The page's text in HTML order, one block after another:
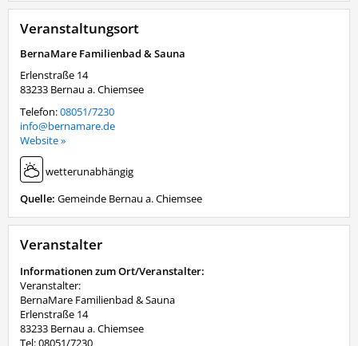
Veranstaltungsort
BernaMare Familienbad & Sauna
Erlenstraße 14
83233 Bernau a. Chiemsee
Telefon:08051/7230
info@bernamare.de
Website »
wetterunabhängig
Quelle: Gemeinde Bernau a. Chiemsee
Veranstalter
Informationen zum Ort/Veranstalter:
Veranstalter:
BernaMare Familienbad & Sauna
Erlenstraße 14
83233 Bernau a. Chiemsee
Tel: 08051/7230